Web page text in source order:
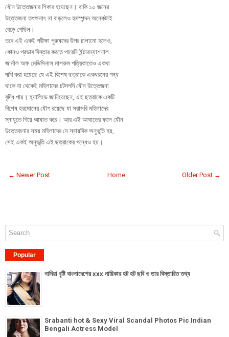
যৌন উত্তেজনার শিকার হয়েছেন। বাকি ১০ জনের
উত্তেজনা তৎক্ষনাৎ না বাড়লেও হৃদস্পন্দন অনেকটাই
বেড়ে গেছিল।
তবে এই একই পরীক্ষা পুরুষদের উপর চালানো হলেও,
কোনও প্রভাব বিস্তার করতে পারেনি ইন্টারন্যাশনাল
জার্নাল অফ মেডিসিনাল মাশরুম পত্রিকাতেও একথা
দাবি করা হয়েছে যে এই বিশেষ ছত্রাকে একধরনের গন্ধ
থাকে যা থেকেই মহিলাদের চটদলদি যৌন উত্তেজনা
বৃদ্ধি পায়। হ্যালিডে জানিয়েছেন, এই ছত্রাকে একটি
বিশেষ হরমোনের যৌগ রয়েছে যা সরাসরি মহিলাদের
স্নায়ুতে গিয়ে আঘাত করে। আর এই আঘাতের ফলে যৌন
উত্তেজনার সময় মহিলাদের যে স্নায়বিক অনুভুতি হয়,
সেই একই অনুভূতি এই ছত্রাকের গন্ধেও হয়।
← Newer Post Older Post →
Home
Popular
নাদিয়া বৃষ্টি বাংলাদেশের xxx নায়িকার হট হট ছবি ও তার বিস্তারিত তথ্য
Srabanti hot & Sexy Viral Scandal Photos Pic Indian
Bengali Actress Model